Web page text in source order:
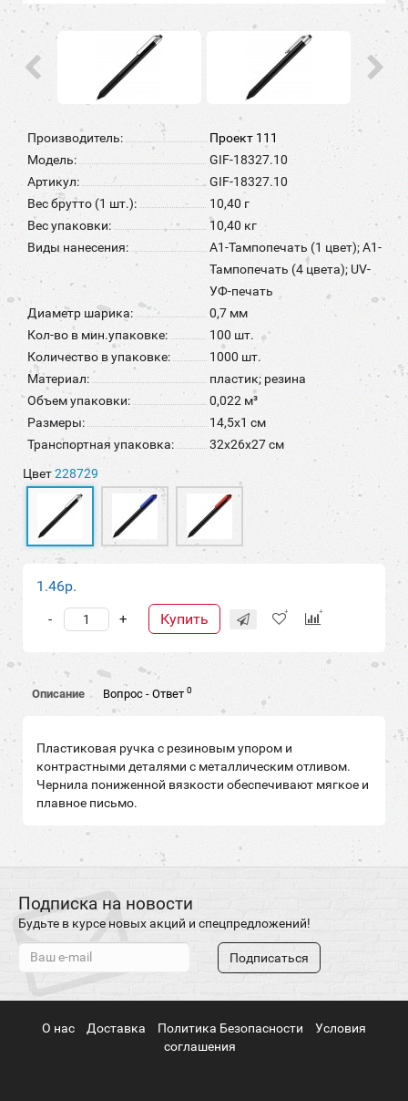
Производитель:
Проект 111
Модель:
GIF-18327.10
Артикул:
GIF-18327.10
Вес брутто (1 шт.):
10,40 г
Вес упаковки:
10,40 кг
Виды нанесения:
A1-Тампопечать (1 цвет); A1-
Тампопечать (4 цвета); UV-
УФ-печать
Диаметр шарика:
0,7 мм
Кол-во в мин.упаковке:
100 шт.
Количество в упаковке:
1000 шт.
Материал:
пластик; резина
Объем упаковки:
0,022 м³
Размеры:
14,5х1 см
Транспортная упаковка:
32x26x27 см
Цвет228729
1.46р.
+
- Купить
Описание Вопрос - Ответ 0
Пластиковая ручка с резиновым упором и
контрастными деталями с металлическим отливом.
Чернила пониженной вязкости обеспечивают мягкое и
плавное письмо.
Подписка на новости
Будьте в курсе новых акций и спецпредложений!
Подписаться
О нас Доставка Политика Безопасности
Условия
соглашения